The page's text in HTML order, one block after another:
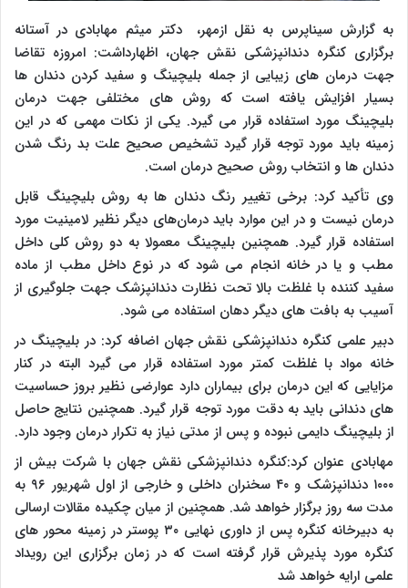
به گزارش سیناپرس به نقل ازمهر، دکتر میثم مهابادی در آستانه
برگزاری کنگره دندانپزشکی نقش جهان، اظهارداشت: امروزه تقاضا
جهت درمان های زیبایی از جمله بلیچینگ و سفید کردن دندان ها
بسیار افزایش یافته است که روش های مختلفی جهت درمان
بلیچینگ مورد استفاده قرار می گیرد. یکی از نکات مهمی که در این
زمینه باید مورد توجه قرار گیرد تشخیص صحیح علت بد رنگ شدن
دندان ها و انتخاب روش صحیح درمان است.
وی تأکید کرد: برخی تغییر رنگ دندان ها به روش بلیچینگ قابل
درمان نیست و در این موارد باید درمان‌های دیگر نظیر لامینیت مورد
استفاده قرار گیرد. همچنین بلیچینگ معمولا به دو روش کلی داخل
مطب و یا در خانه انجام می شود که در نوع داخل مطب از ماده
سفید کننده با غلظت بالا تحت نظارت دندانپزشک جهت جلوگیری از
آسیب به بافت های دیگر دهان استفاده می شود.
دبیر علمی کنگره دندانپزشکی نقش جهان اضافه کرد: در بلیچینگ در
خانه مواد با غلظت کمتر مورد استفاده قرار می گیرد البته در کنار
مزایایی که این درمان برای بیماران دارد عوارضی نظیر بروز حساسیت
های دندانی باید به دقت مورد توجه قرار گیرد. همچنین نتایج حاصل
از بلیچینگ دایمی نبوده و پس از مدتی نیاز به تکرار درمان وجود دارد.
مهابادی عنوان کرد:کنگره دندانپزشکی نقش جهان با شرکت بیش از
۱۰۰۰ دندانپزشک و ۴۰ سخنران داخلی و خارجی از اول شهریور ۹۶ به
مدت سه روز برگزار خواهد شد. همچنین از میان چکیده مقالات ارسالی
به دبیرخانه کنگره پس از داوری نهایی ۳۰ پوستر در زمینه محور های
کنگره مورد پذیرش قرار گرفته است که در زمان برگزاری این رویداد
علمی ارایه خواهد شد